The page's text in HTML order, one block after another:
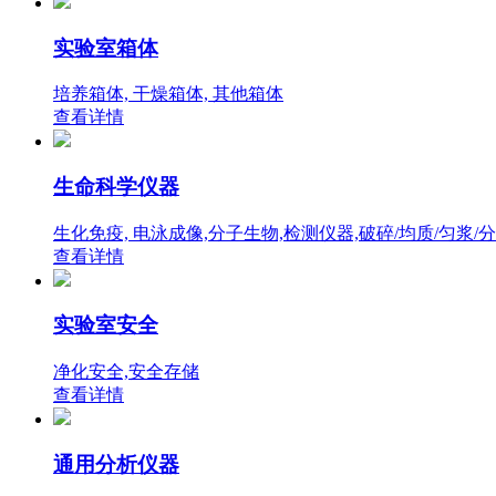
实验室箱体
培养箱体, 干燥箱体, 其他箱体
查看详情
生命科学仪器
生化免疫, 电泳成像,分子生物,检测仪器,破碎/均质/匀浆/
查看详情
实验室安全
净化安全,安全存储
查看详情
通用分析仪器